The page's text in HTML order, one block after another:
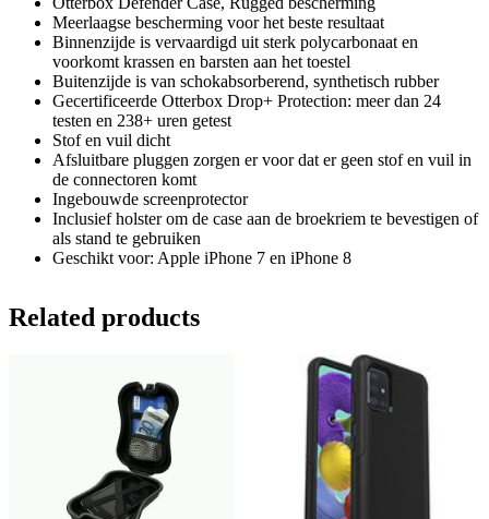
Meerlaagse bescherming voor het beste resultaat
Binnenzijde is vervaardigd uit sterk polycarbonaat en
voorkomt krassen en barsten aan het toestel
Buitenzijde is van schokabsorberend, synthetisch rubber
Gecertificeerde Otterbox Drop+ Protection: meer dan 24
testen en 238+ uren getest
Stof en vuil dicht
Afsluitbare pluggen zorgen er voor dat er geen stof en vuil in
de connectoren komt
Ingebouwde screenprotector
Inclusief holster om de case aan de broekriem te bevestigen of
als stand te gebruiken
Geschikt voor: Apple iPhone 7 en iPhone 8
Related products